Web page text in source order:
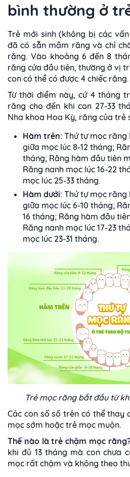
bình thường ở
Trẻ mới sinh (không bị các
đã có sẵn mầm răng và chỉ
răng. Vào khoảng 6 đến 8
răng cửa đầu tiên, thường ở vị
con có thể có được 4 chiếc răng.
Từ thời điểm này, cứ 4 tháng
răng cho đến khi con 27-33
Nha khoa Hoa Kỳ, răng của trẻ
Hàm trên: Thứ tự mọc răng
giữa mọc lúc 8-12 tháng;
tháng; Răng hàm đầu tiên
Răng nanh mọc lúc 16-22
mọc lúc 25-33 tháng.
Hàm dưới: Thứ tự mọc răng
giữa mọc lúc 6-10 tháng;
16 tháng; Răng hàm đầu
Răng nanh mọc lúc 17-23
mọc lúc 23-31 tháng.
Trẻ mọc răng bắt đầu từ
Các con số số trên có thể
mọc sớm hoặc trẻ mọc muộn.
Thế nào là trẻ chậm mọc
khi đủ 13 tháng mà con chưa
mọc rất chậm và không theo